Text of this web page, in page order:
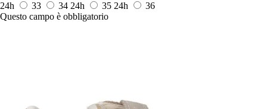
24h
33 34 24h 35 24h
36
Questo campo è obbligatorio